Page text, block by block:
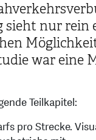
nur rein
war eine
Teilkapitel:
pro Strecke.